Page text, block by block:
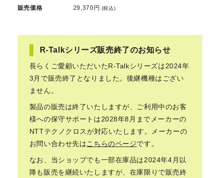
販売価格 29,370円 (税込)
R-Talkシリーズ販売終了のお知らせ
長らくご愛顧いただいたR-Talkシリーズは2024年
3月で販売終了となりました。後継機種はござい
ません。
製品の販売は終了いたしますが、ご利用中のお客
様への保守サポートは2028年8月までメーカーの
NTTテクノクロスが対応いたします。メーカーの
お問い合わせ先はこちらのページです。
なお、当ショップでも一部在庫品は2024年4月以
降も販売を継続いたしますが、在庫限りで販売終